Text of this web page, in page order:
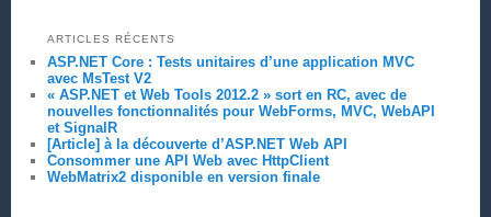
ARTICLES RÉCENTS
ASP.NET Core : Tests unitaires d’une application MVC
avec MsTest V2
« ASP.NET et Web Tools 2012.2 » sort en RC, avec de
nouvelles fonctionnalités pour WebForms, MVC, WebAPI
et SignalR
[Article] à la découverte d’ASP.NET Web API
Consommer une API Web avec HttpClient
WebMatrix2 disponible en version finale